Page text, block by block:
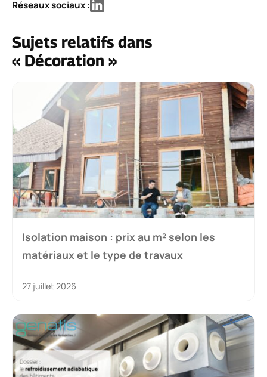
Réseaux sociaux :
Sujets relatifs dans
« Décoration »
Isolation maison : prix au m² selon les
matériaux et le type de travaux
27 juillet 2026